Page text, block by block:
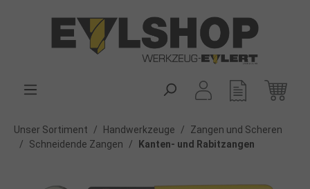
Unser Sortiment / Handwerkzeuge /
Zangen und Scheren
/
Schneidende Zangen / Kanten- und Rabitzangen